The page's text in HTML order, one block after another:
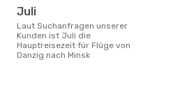
Juli
Laut Suchanfragen unserer
Kunden ist Juli die
Hauptreisezeit für Flüge von
Danzig nach Minsk